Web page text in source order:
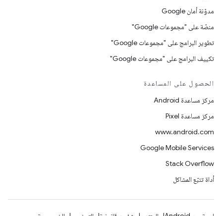
مدوّنة أمان Google
منصّة على "مجموعات Google"
تطوير البرامج على "مجموعات Google"
تكييف البرامج على "مجموعات Google"
الحصول على المساعدة
مركز مساعدة Android
مركز مساعدة Pixel
www.android.com
Google Mobile Services
Stack Overflow
أداة تتبّع المشاكل